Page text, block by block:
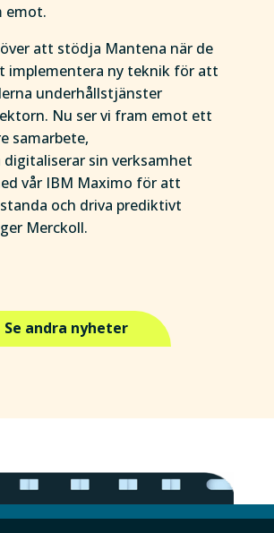
emot.
att stödja Mantena när de
ny teknik för att
underhållstjänster
Nu ser vi fram emot ett
samarbete,
sin verksamhet
vår IBM Maximo för att
och driva prediktivt
Merckoll.
Se andra nyheter